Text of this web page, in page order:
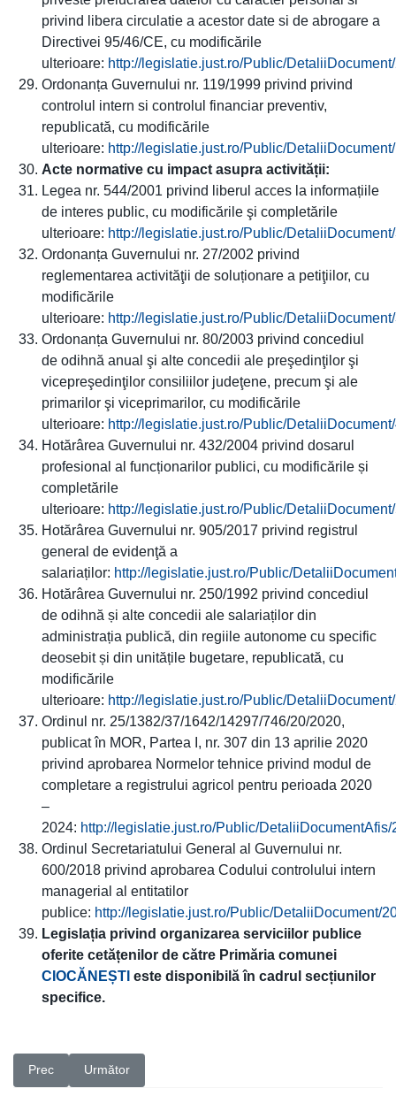
privind libera circulatie a acestor date si de abrogare a
Directivei 95/46/CE, cu modificările
ulterioare: http://legislatie.just.ro/Public/
Ordonanța Guvernului nr. 119/1999 privind privind
controlul intern si controlul financiar preventiv,
republicată, cu modificările
ulterioare: http://legislatie.just.ro/Public/
Acte normative cu impact asupra activității:
Legea nr. 544/2001 privind liberul acces la informațiile
de interes public, cu modificările şi completările
ulterioare: http://legislatie.just.ro/Public/
Ordonanța Guvernului nr. 27/2002 privind
reglementarea activităţii de soluționare a petiţiilor, cu
modificările
ulterioare: http://legislatie.just.ro/Public/
Ordonanța Guvernului nr. 80/2003 privind concediul
de odihnă anual şi alte concedii ale preşedinţilor şi
vicepreşedinţilor consiliilor judeţene, precum şi ale
primarilor şi viceprimarilor, cu modificările
ulterioare: http://legislatie.just.ro/Public/
Hotărârea Guvernului nr. 432/2004 privind dosarul
profesional al funcționarilor publici, cu modificările și
completările
ulterioare: http://legislatie.just.ro/Public/
Hotărârea Guvernului nr. 905/2017 privind registrul
general de evidenţă a
salariaților: http://legislatie.just.ro/Public/
Hotărârea Guvernului nr. 250/1992 privind concediul
de odihnă și alte concedii ale salariaților din
administrația publică, din regiile autonome cu specific
deosebit și din unitățile bugetare, republicată, cu
modificările
ulterioare: http://legislatie.just.ro/Public/
Ordinul nr. 25/1382/37/1642/14297/746/20/2020,
publicat în MOR, Partea I, nr. 307 din 13 aprilie 2020
privind aprobarea Normelor tehnice privind modul de
completare a registrului agricol pentru perioada 2020
–
2024: http://legislatie.just.ro/Public/DetaliiDocumentAfis/
Ordinul Secretariatului General al Guvernului nr.
600/2018 privind aprobarea Codului controlului intern
managerial al entitatilor
publice: http://legislatie.just.ro/Public/DetaliiDocument/
Legislația privind organizarea serviciilor publice
oferite cetățenilor de către Primăria comunei
CIOCĂNEȘTI este disponibilă în cadrul secțiunilor
specifice.
Articol precedent: 1.2.2 Agenda conducerii
Prec Articolul următor: Politica de confidentialitate
Următor